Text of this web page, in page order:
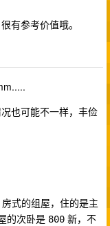
有参考价值哦。
也可能不一样，丰俭
式的组屋，住的是主
的次卧是 800 新，不